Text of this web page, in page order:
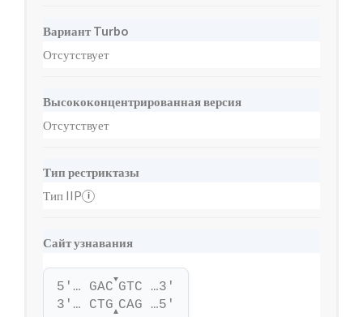
Вариант Turbo
Отсутствует
Высококонцентрированная версия
Отсутствует
Тип рестриктазы
Тип IIP
i
Сайт узнавания
5'… GAC
▼
GTC …3'
3'… CTG▲CAG …5'